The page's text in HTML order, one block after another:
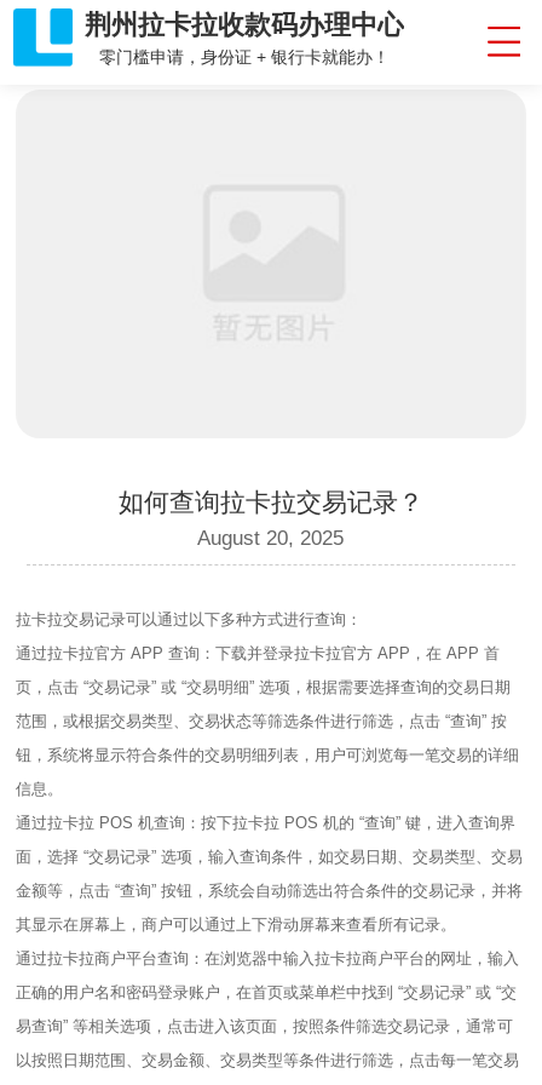
荆州拉卡拉收款码办理中心
零门槛申请，身份证 + 银行卡就能办！
如何查询拉卡拉交易记录？
August 20, 2025
拉卡拉交易记录可以通过以下多种方式进行查询：
通过拉卡拉官方 APP 查询：下载并登录拉卡拉官方 APP，在 APP 首
页，点击 “交易记录” 或 “交易明细” 选项，根据需要选择查询的交易日期
范围，或根据交易类型、交易状态等筛选条件进行筛选，点击 “查询” 按
钮，系统将显示符合条件的交易明细列表，用户可浏览每一笔交易的详细
信息。
通过拉卡拉 POS 机查询：按下拉卡拉 POS 机的 “查询” 键，进入查询界
面，选择 “交易记录” 选项，输入查询条件，如交易日期、交易类型、交易
金额等，点击 “查询” 按钮，系统会自动筛选出符合条件的交易记录，并将
其显示在屏幕上，商户可以通过上下滑动屏幕来查看所有记录。
通过拉卡拉商户平台查询：在浏览器中输入拉卡拉商户平台的网址，输入
正确的用户名和密码登录账户，在首页或菜单栏中找到 “交易记录” 或 “交
易查询” 等相关选项，点击进入该页面，按照条件筛选交易记录，通常可
以按照日期范围、交易金额、交易类型等条件进行筛选，点击每一笔交易